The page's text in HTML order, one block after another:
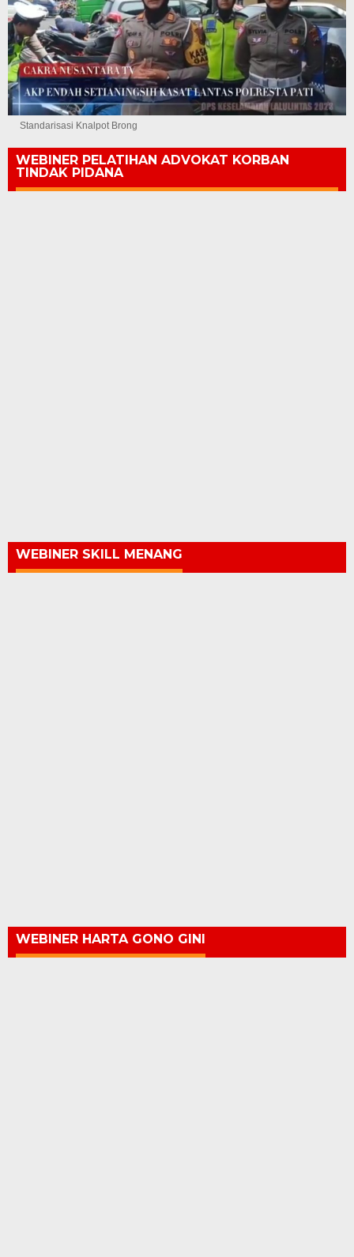
Standarisasi Knalpot Brong
WEBINER PELATIHAN ADVOKAT KORBAN
TINDAK PIDANA
WEBINER SKILL MENANG
WEBINER HARTA GONO GINI